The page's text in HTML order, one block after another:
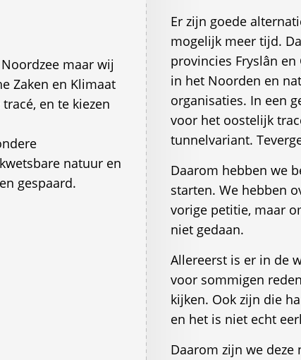
maar wij
Zaken en Klimaat
en te kiezen
natuur en
gespaard.
Er zijn goede
mogelijk meer tijd.
provincies Fryslân
in het Noorden en
organisaties. In een
voor het oostelijk
tunnelvariant.
Daarom hebben we
starten. We hebben
vorige petitie, maar
niet gedaan.
Allereerst is er in de
voor sommigen
kijken. Ook zijn die
en het is niet echt
Daarom zijn we